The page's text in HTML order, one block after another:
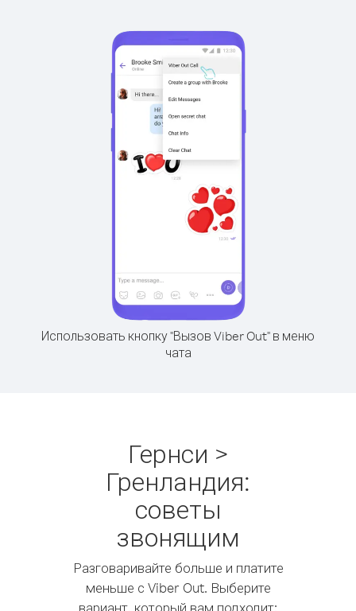
Использовать кнопку "Вызов Viber Out" в меню
чата
Гернси >
Гренландия:
советы
звонящим
Разговаривайте больше и платите
меньше с Viber Out. Выберите
вариант, который вам подходит: